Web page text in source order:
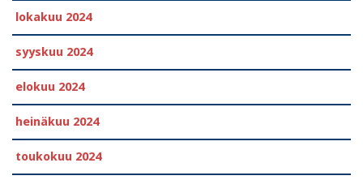
lokakuu 2024
syyskuu 2024
elokuu 2024
heinäkuu 2024
toukokuu 2024